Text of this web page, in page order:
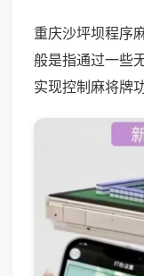
重庆沙坪坝程序
般是指通过一些
实现控制麻将牌